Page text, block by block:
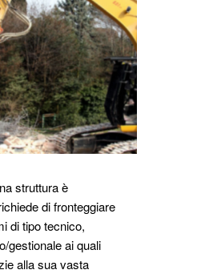
struttura è
di fronteggiare
di tipo tecnico,
gestionale ai quali
alla sua vasta